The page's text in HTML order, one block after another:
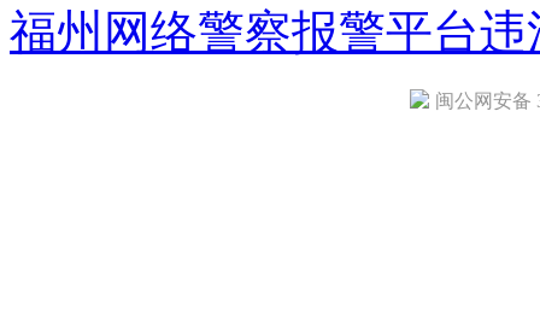
福州网络警察报警平台违
闽公网安备